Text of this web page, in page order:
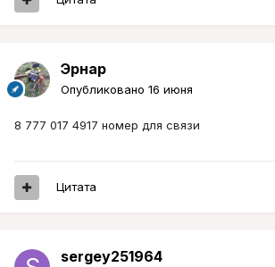
Эрнар
Опубликовано 16 июня
8 777 017 4917 номер для связи
Цитата
sergey251964